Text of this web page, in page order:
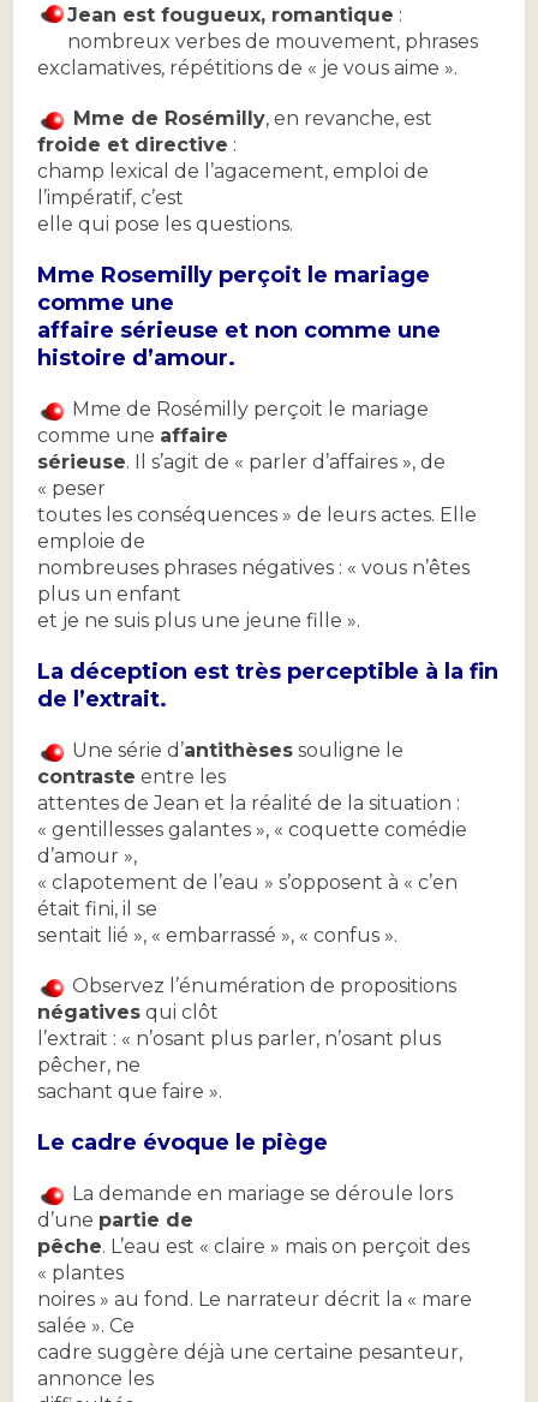
Jean est fougueux, romantique :
nombreux verbes de mouvement, phrases
exclamatives, répétitions de « je vous aime ».
Mme de Rosémilly, en revanche, est
froide et directive :
champ lexical de l’agacement, emploi de
l’impératif, c’est
elle qui pose les questions.
Mme Rosemilly perçoit le mariage
comme une
affaire sérieuse et non comme une
histoire d’amour.
Mme de Rosémilly perçoit le mariage
comme une affaire
sérieuse. Il s’agit de « parler d’affaires », de
« peser
toutes les conséquences » de leurs actes. Elle
emploie de
nombreuses phrases négatives : « vous n’êtes
plus un enfant
et je ne suis plus une jeune fille ».
La déception est très perceptible à la fin
de l’extrait.
Une série d’antithèses souligne le
contraste entre les
attentes de Jean et la réalité de la situation :
« gentillesses galantes », « coquette comédie
d’amour »,
« clapotement de l’eau » s’opposent à « c’en
était fini, il se
sentait lié », « embarrassé », « confus ».
Observez l’énumération de propositions
négatives qui clôt
l’extrait : « n’osant plus parler, n’osant plus
pêcher, ne
sachant que faire ».
Le cadre évoque le piège
La demande en mariage se déroule lors
d’une partie de
pêche. L’eau est « claire » mais on perçoit des
« plantes
noires » au fond. Le narrateur décrit la « mare
salée ». Ce
cadre suggère déjà une certaine pesanteur,
annonce les